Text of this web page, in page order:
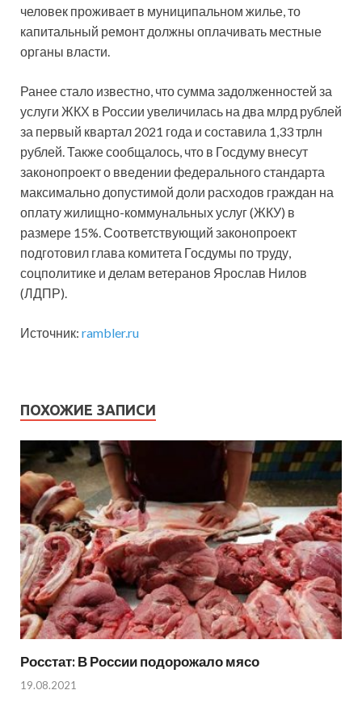
человек проживает в муниципальном жилье, то
капитальный ремонт должны оплачивать местные
органы власти.
Ранее стало известно, что сумма задолженностей за
услуги ЖКХ в России увеличилась на два млрд рублей
за первый квартал 2021 года и составила 1,33 трлн
рублей. Также сообщалось, что в Госдуму внесут
законопроект о введении федерального стандарта
максимально допустимой доли расходов граждан на
оплату жилищно-коммунальных услуг (ЖКУ) в
размере 15%. Соответствующий законопроект
подготовил глава комитета Госдумы по труду,
соцполитике и делам ветеранов Ярослав Нилов
(ЛДПР).
Источник: rambler.ru
ПОХОЖИЕ ЗАПИСИ
Росстат: В России подорожало мясо
19.08.2021